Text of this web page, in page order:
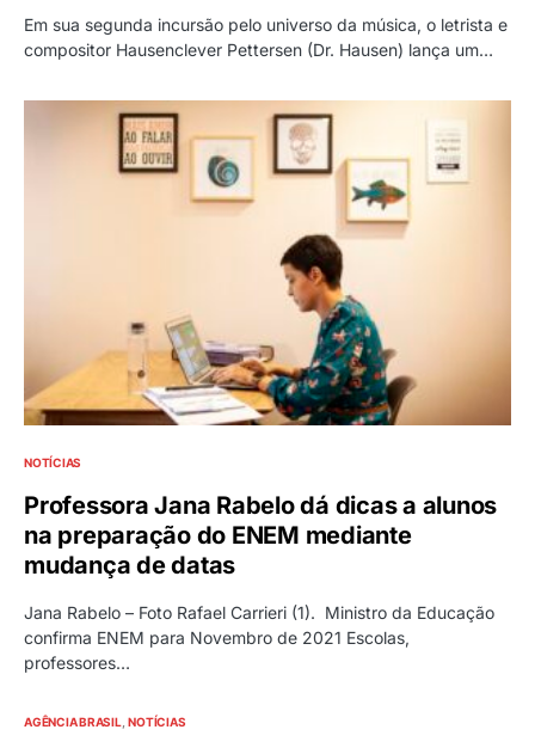
Em sua segunda incursão pelo universo da música, o letrista e
compositor Hausenclever Pettersen (Dr. Hausen) lança um…
NOTÍCIAS
Professora Jana Rabelo dá dicas a alunos
na preparação do ENEM mediante
mudança de datas
Jana Rabelo – Foto Rafael Carrieri (1). Ministro da Educação
confirma ENEM para Novembro de 2021 Escolas,
professores…
AGÊNCIA BRASIL NOTÍCIAS